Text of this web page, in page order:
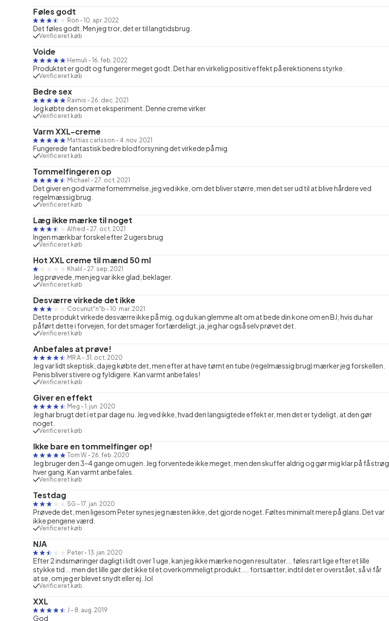
Føles godt
Ron - 10. apr. 2022
Det føles godt. Men jeg tror, det er til langtidsbrug.
Verificeret køb
Voide
Hemuli - 16. feb. 2022
Produktet er godt og fungerer meget godt. Det har en virkelig positiv effekt på erektionens styrke.
Verificeret køb
Bedre sex
Raimis - 26. dec. 2021
Jeg købte den som et eksperiment. Denne creme virker
Verificeret køb
Varm XXL-creme
Mattias carlsson - 4. nov. 2021
Fungerede fantastisk bedre blodforsyning det virkede på mig
Verificeret køb
Tommelfingeren op
Michael - 27. oct. 2021
Det giver en god varmefornemmelse, jeg ved ikke, om det bliver større, men det ser ud til at blive hårdere ved
regelmæssig brug.
Verificeret køb
Læg ikke mærke til noget
Alfred - 27. oct. 2021
Ingen mærkbar forskel efter 2 ugers brug
Verificeret køb
Hot XXL creme til mænd 50 ml
Khalil - 27. sep. 2021
Jeg prøvede, men jeg var ikke glad, beklager.
Verificeret køb
Desværre virkede det ikke
Cocunut"n"b - 10. mar. 2021
Dette produkt virkede desværre ikke på mig, og du kan glemme alt om at bede din kone om en BJ, hvis du har
påført dette i forvejen, for det smager forfærdeligt, ja, jeg har også selv prøvet det.
Verificeret køb
Anbefales at prøve!
MR A - 31. oct. 2020
Jeg var lidt skeptisk, da jeg købte det, men efter at have tømt en tube (regelmæssig brug) mærker jeg forskellen.
Penis bliver stivere og fyldigere. Kan varmt anbefales!
Verificeret køb
Giver en effekt
Meg - 1. jun. 2020
Jeg har brugt det i et par dage nu. Jeg ved ikke, hvad den langsigtede effekt er, men det er tydeligt, at den gør
noget.
Verificeret køb
Ikke bare en tommelfinger op!
Tom W - 26. feb. 2020
Jeg bruger den 3-4 gange om ugen. Jeg forventede ikke meget, men den skuffer aldrig og gør mig klar på få strøg
hver gang. Kan varmt anbefales.
Verificeret køb
Testdag
SG - 17. jan. 2020
Prøvede det, men ligesom Peter synes jeg næsten ikke, det gjorde noget. Føltes minimalt mere på glans. Det var
ikke pengene værd.
Verificeret køb
NJA
Peter - 13. jan. 2020
Efter 2 indsmøringer dagligt i lidt over 1 uge, kan jeg ikke mærke nogen resultater... føles rart lige efter et lille
stykke tid... men det lille gør det ikke til et overkommeligt produkt.... fortsætter, indtil det er overstået, så vi får
at se, om jeg er blevet snydt eller ej..lol
Verificeret køb
XXL
J - 8. aug. 2019
God